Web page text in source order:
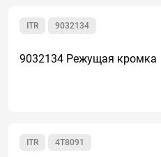
9032134
ITR
9032134 Режущая кромка
4T8091
ITR